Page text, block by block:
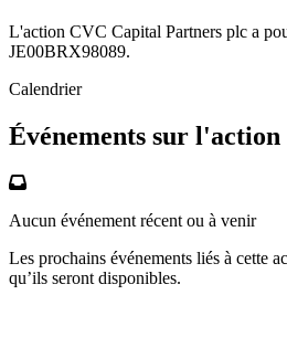
L'action CVC Capital Partners plc a
JE00BRX98089.
Calendrier
Événements sur
Aucun événement récent ou à venir
Les prochains événements liés à cette
qu’ils seront disponibles.